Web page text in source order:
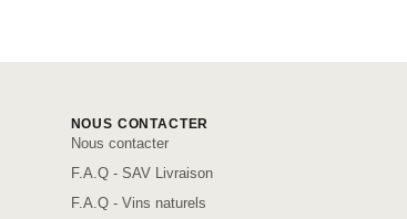
NOUS CONTACTER
Nous contacter
F.A.Q - SAV Livraison
F.A.Q - Vins naturels